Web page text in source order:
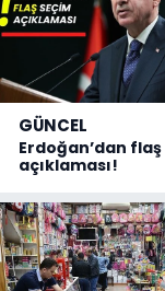
GÜNCEL
Erdoğan’dan
açıklaması!